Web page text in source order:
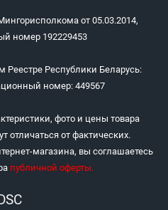
от 05.03.2014,
номер 192229453
Реестре Республики Беларусь:
номер: 449567
фото и цены товара
отличаться от фактических.
магазина, вы соглашаетесь
публичной оферты.